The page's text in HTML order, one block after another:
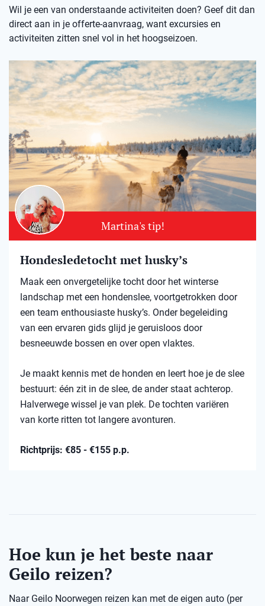
Wil je een van onderstaande activiteiten doen? Geef dit dan
direct aan in je offerte-aanvraag, want excursies en
activiteiten zitten snel vol in het hoogseizoen.
Martina's tip!
Hondesledetocht met husky’s
Maak een onvergetelijke tocht door het winterse
landschap met een hondenslee, voortgetrokken door
een team enthousiaste husky’s. Onder begeleiding
van een ervaren gids glijd je geruisloos door
besneeuwde bossen en over open vlaktes.
Je maakt kennis met de honden en leert hoe je de slee
bestuurt: één zit in de slee, de ander staat achterop.
Halverwege wissel je van plek. De tochten variëren
van korte ritten tot langere avonturen.
Richtprijs: €85 - €155 p.p.
Hoe kun je het beste naar
Geilo reizen?
Naar Geilo Noorwegen reizen kan met de eigen auto (per